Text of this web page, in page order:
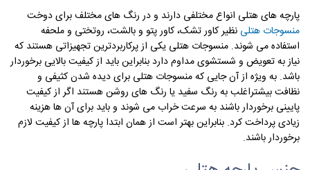
پارچه های هتلی انواع مختلفی دارند و در رنگ های مختلف برای دوخت
منسوجات هتلی نظیر کاور تشک، کاور پتو و بالشت، روتختی و ملحفه
استفاده می شوند. منسوجات هتلی یکی از پرکاربردترین تجهیزاتی هستند که
نیاز به تعویض و شستشوی مداوم دارد بنابراین باید از کیفیت بالایی برخوردار
باشد. به ویژه از آن جایی که منسوجات هتلی برای دیده شدن کثیفی و
نظافت بیشتراغلب به رنگ سفید یا رنگ های روشن هستند اگر از کیفیت
پایینی برخوردار باشند به سرعت خراب می شوند و باید برای آن ها هزینه
زیادی پرداخت کرد. بنابراین بهتر است از همان ابتدا پارچه ها از کیفیت لازم
برخوردار باشند.